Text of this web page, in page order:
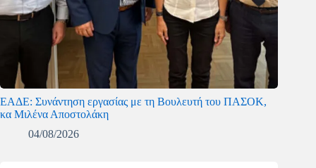
ΕΑΔΕ: Συνάντηση εργασίας με τη Βουλευτή του ΠΑΣΟΚ,
κα Μιλένα Αποστολάκη
04/08/2026